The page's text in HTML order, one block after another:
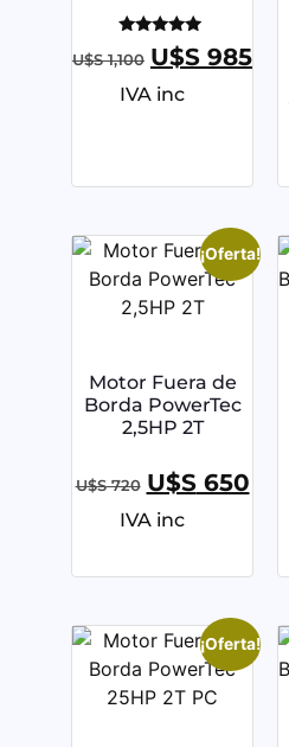
Valorado
con
de 5
U$S1,100 U$S 985
IVA inc
¡Oferta!
Motor Fuera de
Borda PowerTec
2,5HP 2T
U$S720 U$S650
IVA inc
¡Oferta!